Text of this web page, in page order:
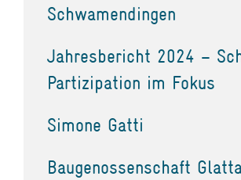
Schwamendingen
Jahresbericht 2024 –
Partizipation im Fokus
Simone Gatti
Baugenossenschaft